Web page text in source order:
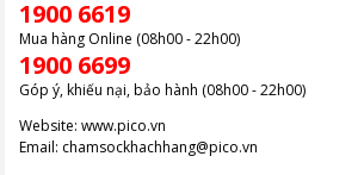
1900 6619
Mua hàng Online (08h00 - 22h00)
1900 6699
Góp ý, khiếu nại, bảo hành (08h00 - 22h00)
Website: www.pico.vn
Email: chamsockhachhang@pico.vn